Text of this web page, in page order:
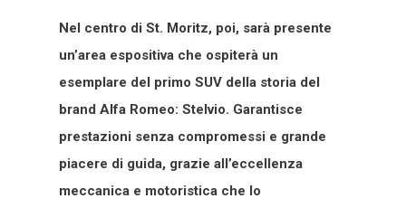
Nel centro di St. Moritz, poi, sarà presente
un’area espositiva che ospiterà un
esemplare del primo SUV della storia del
brand Alfa Romeo: Stelvio. Garantisce
prestazioni senza compromessi e grande
piacere di guida, grazie all’eccellenza
meccanica e motoristica che lo